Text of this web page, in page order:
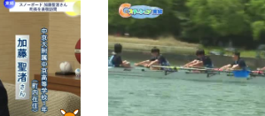
ス情報＞
のリニューアルにともないメンテ
～16:30